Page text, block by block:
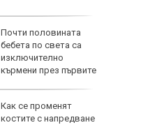
Почти половината
бебета по света са
изключително
кърмени през първите
Как се променят
костите с напредване